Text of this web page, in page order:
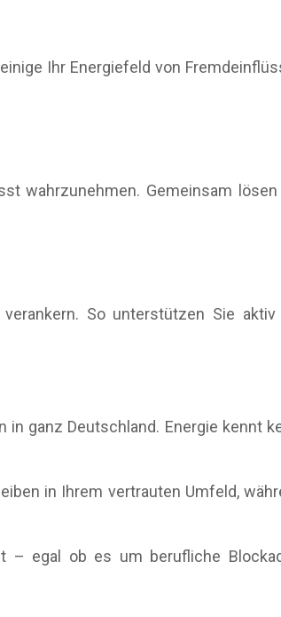
Ihr Energiefeld von
wahrzunehmen. Gemeinsam
So unterstützen Sie aktiv
ganz Deutschland. Energie kennt
in Ihrem vertrauten Umfeld,
– egal ob es um berufliche